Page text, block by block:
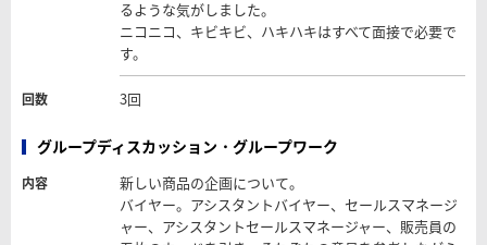
るような気がしました。
ニコニコ、キビキビ、ハキハキはすべて面接で必要で
す。
回数 3回
グループディスカッション・グループワーク
内容
新しい商品の企画について。
バイヤー。アシスタントバイヤー、セールスマネージ
ャー、アシスタントセールスマネージャー、販売員の